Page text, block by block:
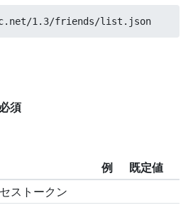
1.3/friends/list.json
必須
例
既定値
ストークン